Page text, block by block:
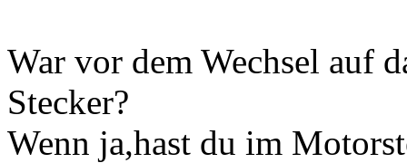
War vor dem Wechsel auf
Stecker?
Wenn ja,hast du im